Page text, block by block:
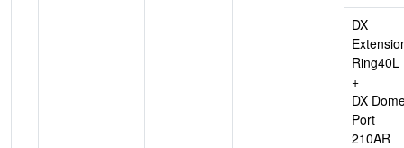
DX
Ring40L
+
DX
Port
210AR